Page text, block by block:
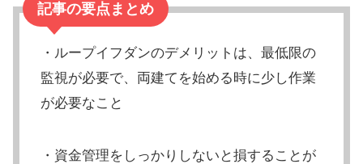
記事の要点まとめ
・ループイフダンのデメリットは、最低限の
監視が必要で、両建てを始める時に少し作業
が必要なこと
・資金管理をしっかりしないと損することが